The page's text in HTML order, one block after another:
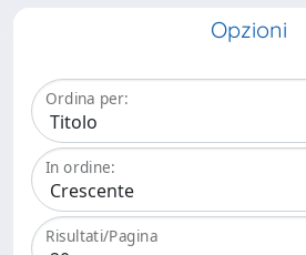
Opzioni
Ordina per:
In ordine:
Risultati/Pagina